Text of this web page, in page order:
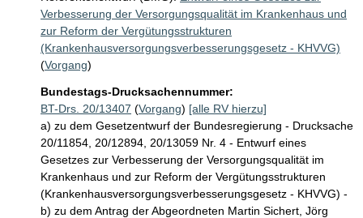
Verbesserung der Versorgungsqualität im Krankenhaus und
zur Reform der Vergütungsstrukturen
(Krankenhausversorgungsverbesserungsgesetz - KHVVG)
(Vorgang)
Bundestags-Drucksachennummer:
BT-Drs. 20/13407 (Vorgang) [alle RV hierzu]
a) zu dem Gesetzentwurf der Bundesregierung - Drucksache
20/11854, 20/12894, 20/13059 Nr. 4 - Entwurf eines
Gesetzes zur Verbesserung der Versorgungsqualität im
Krankenhaus und zur Reform der Vergütungsstrukturen
(Krankenhausversorgungsverbesserungsgesetz - KHVVG) -
b) zu dem Antrag der Abgeordneten Martin Sichert, Jörg